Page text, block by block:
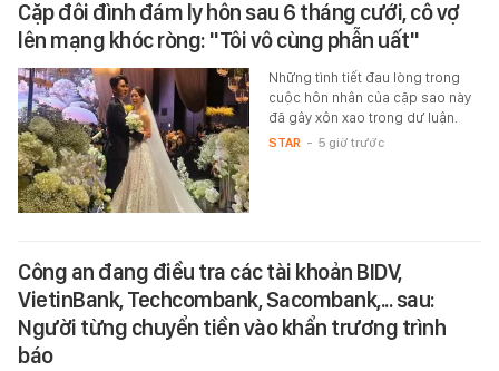
Cặp đôi đình đám ly hôn sau 6 tháng cưới, cô vợ
lên mạng khóc ròng: "Tôi vô cùng phẫn uất"
Những tình tiết đau lòng trong
cuộc hôn nhân của cặp sao này
đã gây xôn xao trong dư luận.
STAR - 5 giờ trước
Công an đang điều tra các tài khoản BIDV,
VietinBank, Techcombank, Sacombank,... sau:
Người từng chuyển tiền vào khẩn trương trình
báo